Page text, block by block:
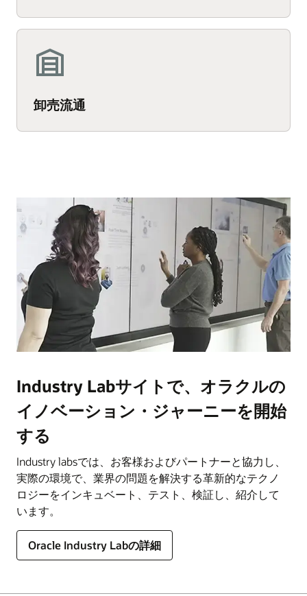
卸売流通
Industry Labサイトで、オラクルの
イノベーション・ジャーニーを開始
する
Industry labsでは、お客様およびパートナーと協力し、
実際の環境で、業界の問題を解決する革新的なテクノ
ロジーをインキュベート、テスト、検証し、紹介して
います。
Oracle Industry Labの詳細